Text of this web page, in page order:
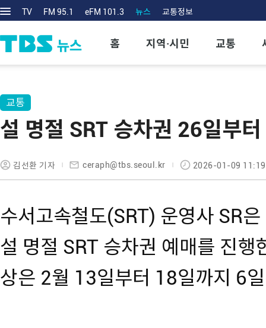
TV FM 95.1 eFM 101.3 뉴스 교통정보
홈 지역·시민 교통
교통
설 명절 SRT 승차권 26일부
김선환 기자 ceraph@tbs.seoul.kr 2026-01-09 11:19
수서고속철도(SRT) 운영사 SR
설 명절 SRT 승차권 예매를 진행
상은 2월 13일부터 18일까지 6